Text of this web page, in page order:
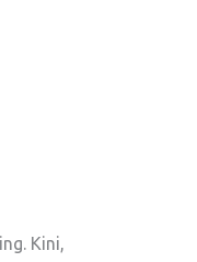
Kini,